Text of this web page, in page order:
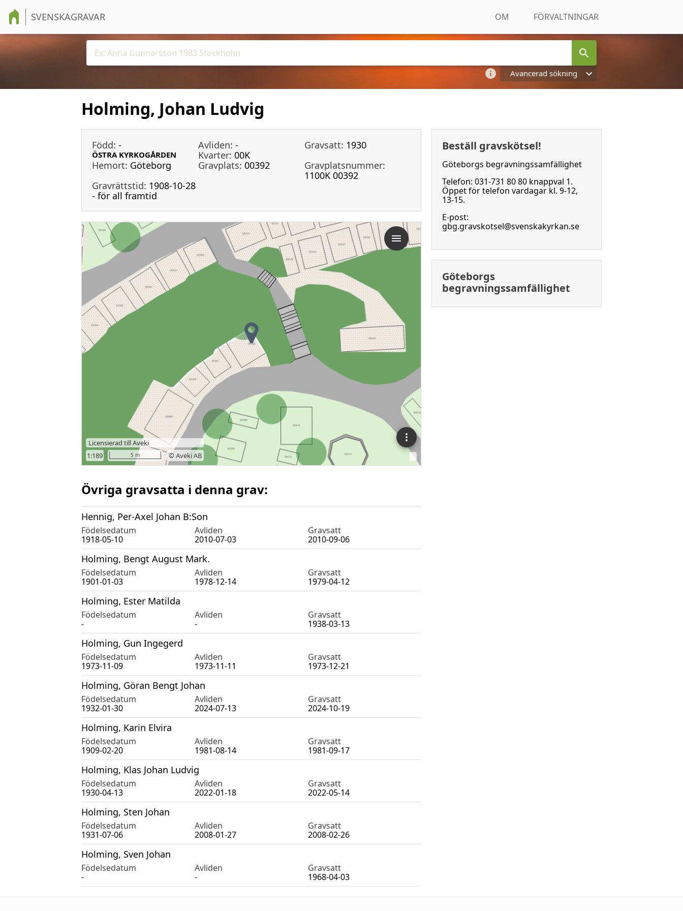
SVENSKAGRAVAR OM FÖRVALTNINGAR
Avancerad sökning
Holming, Johan Ludvig
Född: - Avliden: - Gravsatt: 1930
ÖSTRA KYRKOGÅRDEN Kvarter: 00K
Hemort: Göteborg Gravplats: 00392
Gravplatsnummer:
1100K 00392
Gravrättstid: 1908-10-28
- för all framtid
Övriga gravsatta i denna grav:
Hennig, Per-Axel Johan B:Son
Födelsedatum Avliden
Gravsatt
1918-05-10
2010-07-03 2010-09-06
Holming, Bengt August Mark.
Födelsedatum Avliden
Gravsatt
1901-01-03
1978-12-14 1979-04-12
Holming, Ester Matilda
Födelsedatum Avliden
Gravsatt
-
- 1938-03-13
Holming, Gun Ingegerd
Födelsedatum Avliden
Gravsatt
1973-11-09
1973-11-11 1973-12-21
Holming, Göran Bengt Johan
Födelsedatum Avliden
Gravsatt
1932-01-30
2024-07-13 2024-10-19
Holming, Karin Elvira
Födelsedatum Avliden
Gravsatt
1909-02-20
1981-08-14 1981-09-17
Holming, Klas Johan Ludvig
Födelsedatum Avliden
Gravsatt
1930-04-13
2022-01-18 2022-05-14
Holming, Sten Johan
Födelsedatum Avliden
Gravsatt
1931-07-06
2008-01-27 2008-02-26
Holming, Sven Johan
Födelsedatum Avliden
Gravsatt
-
- 1968-04-03
Beställ gravskötsel!
Göteborgs begravningssamfällighet
Telefon: 031-731 80 80 knappval 1.
Öppet för telefon vardagar kl. 9-12,
13-15.
E-post:
gbg.gravskotsel@svenskakyrkan.se
Göteborgs
begravningssamfällighet